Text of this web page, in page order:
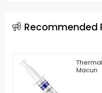
Recommended
Macun